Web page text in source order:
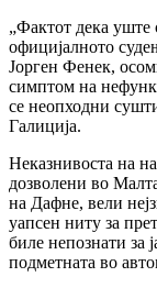
„Фактот дека
официјалното
Јорген Фенек,
симптом на
се неопходни
Галиција.
Неказнивоста на
дозволени во
на Дафне, вели
уапсен ниту за
биле непознати за
подметната во